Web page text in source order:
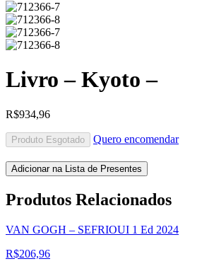
Livro – Kyoto –
R$934,96
Produto Esgotado Quero encomendar
Adicionar na Lista de Presentes
Produtos Relacionados
VAN GOGH – SEFRIOUI 1 Ed 2024
R$206,96